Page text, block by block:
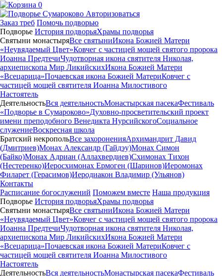
0
Авторизоваться
Заказ треб Помочь подворью
Подворье История подворьяХрамы подворья
Святыни монастыряВсе святыниИкона Божией Матери
«Неувядаемый Цвет»Ковчег с частицей мощей святого пророка
Иоанна ПредтечиЧудотворная икона святителя Николая,
архиепископа Мир ЛикийскихИкона Божией Матери
«Всецарица»Почаевская икона Божией МатериКовчег с
частицей мощей святителя Иоанна Милостивого
Настоятель
ДеятельностьВся деятельностьМонастырская пасекаФестиваль
«Подворье в Сумароково»Духовно-просветительский проект
имени преподобного Венедикта НурсийскогоСоциальное
служениеВоскресная школа
Братский некропольВсе захороненияАрхимандрит Давид
(Дмитриев)Монах Александр (Гайдэу)Монах Симон
(Байко)Монах Адриан (Аллахвердиев)Схимонах Тихон
(Нестеренко)Иеросхимонах Ермоген (Шаринов)Иеромонах
Филарет (Герасимов)Иеродиакон Владимир (Ульянов)
Контакты
Расписание богослужений Поможем вместе Наша продукция
Подворье История подворьяХрамы подворья
Святыни монастыряВсе святыниИкона Божией Матери
«Неувядаемый Цвет»Ковчег с частицей мощей святого пророка
Иоанна ПредтечиЧудотворная икона святителя Николая,
архиепископа Мир ЛикийскихИкона Божией Матери
«Всецарица»Почаевская икона Божией МатериКовчег с
частицей мощей святителя Иоанна Милостивого
Настоятель
ДеятельностьВся деятельностьМонастырская пасекаФестиваль